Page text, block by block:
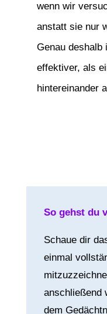
wenn wir
anstatt sie nur
Genau deshalb
effektiver, als
hintereinander
So gehst du
Schaue dir
einmal
anschließend
dem